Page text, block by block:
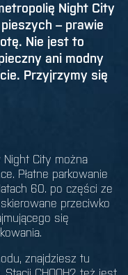
Night City
– prawie
Nie jest to
ani modny
Przyjrzymy się
City można
Płatne parkowanie
60. po części ze
przeciwko
się
znajdziesz tu